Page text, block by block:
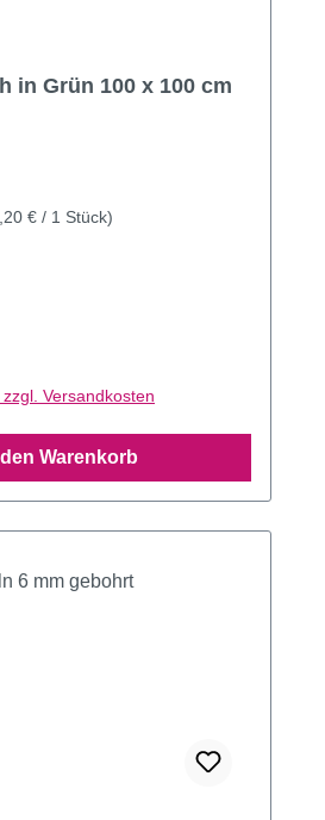
in Grün 100 x 100 cm
€ / 1 Stück)
Versandkosten
den Warenkorb